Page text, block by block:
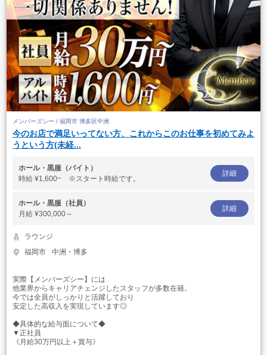
メンバーズシー / 福岡市 博多区中洲
今のお店で満足いってない方、これからこのお仕事を初めてみよ
うという方(未経...
ホール・黒服（バイト）
時給 ¥1,600~ ※スタート時給です。
詳細
ホール・黒服（社員）
月給 ¥300,000～
詳細
ラウンジ
福岡市
中洲・博多
実際【メンバーズシー】には
他業界からキャリアチェンジしたスタッフが多数在籍。
今では全員がしっかりと活躍しており
安定した高収入を実現しています◎
◆具体的な給与面について◆
▼正社員
《月給30万円以上＋賞与》